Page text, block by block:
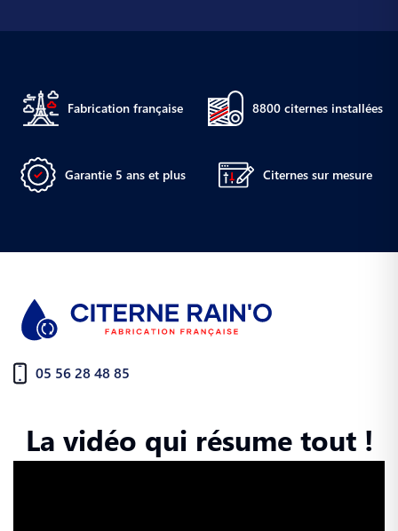
Fabrication française 8800 citernes installées
Garantie 5 ans et plus Citernes sur mesure
05 56 28 48 85
La vidéo qui résume tout !